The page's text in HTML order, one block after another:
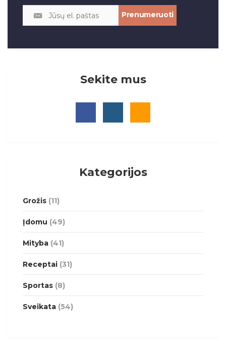
Sekite mus
Kategorijos
Grožis (11)
Įdomu (49)
Mityba (41)
Receptai (31)
Sportas (8)
Sveikata (54)